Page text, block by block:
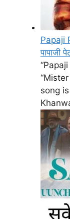
Papaji
पापाजी
song